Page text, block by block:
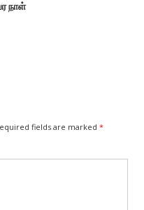
நாள்
fields are marked *